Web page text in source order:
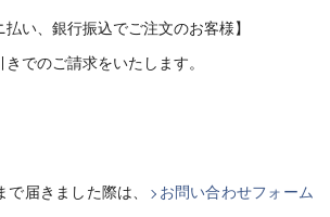
払い、銀行振込でご注文のお客様】
でのご請求をいたします。
届きました際は、
お問い合わせフォーム